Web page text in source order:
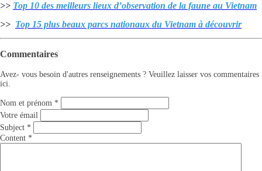
>> Top 10 des meilleurs lieux d’observation de la faune au Vietnam
>> Top 15 plus beaux parcs nationaux du Vietnam à découvrir
Commentaires
Avez- vous besoin d'autres renseignements ? Veuillez laisser vos commentaires
ici.
Nom et prénom *
Votre émail
Subject *
Content *